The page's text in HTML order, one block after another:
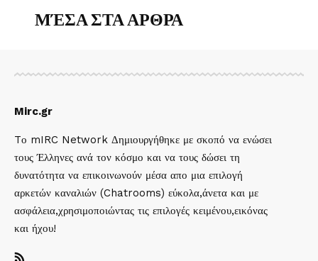
ΜΈΣΑ ΣΤΑ ΑΡΘΡΑ
Mirc.gr
Tο mIRC Network Δημιουργήθηκε με σκοπό να ενώσει
τους Έλληνες ανά τον κόσμο και να τους δώσει τη
δυνατότητα να επικοινωνούν μέσα απο μια επιλογή
αρκετών καναλιών (Chatrooms) εύκολα,άνετα και με
ασφάλεια,χρησιμοποιώντας τις επιλογές κειμένου,εικόνας
και ήχου!